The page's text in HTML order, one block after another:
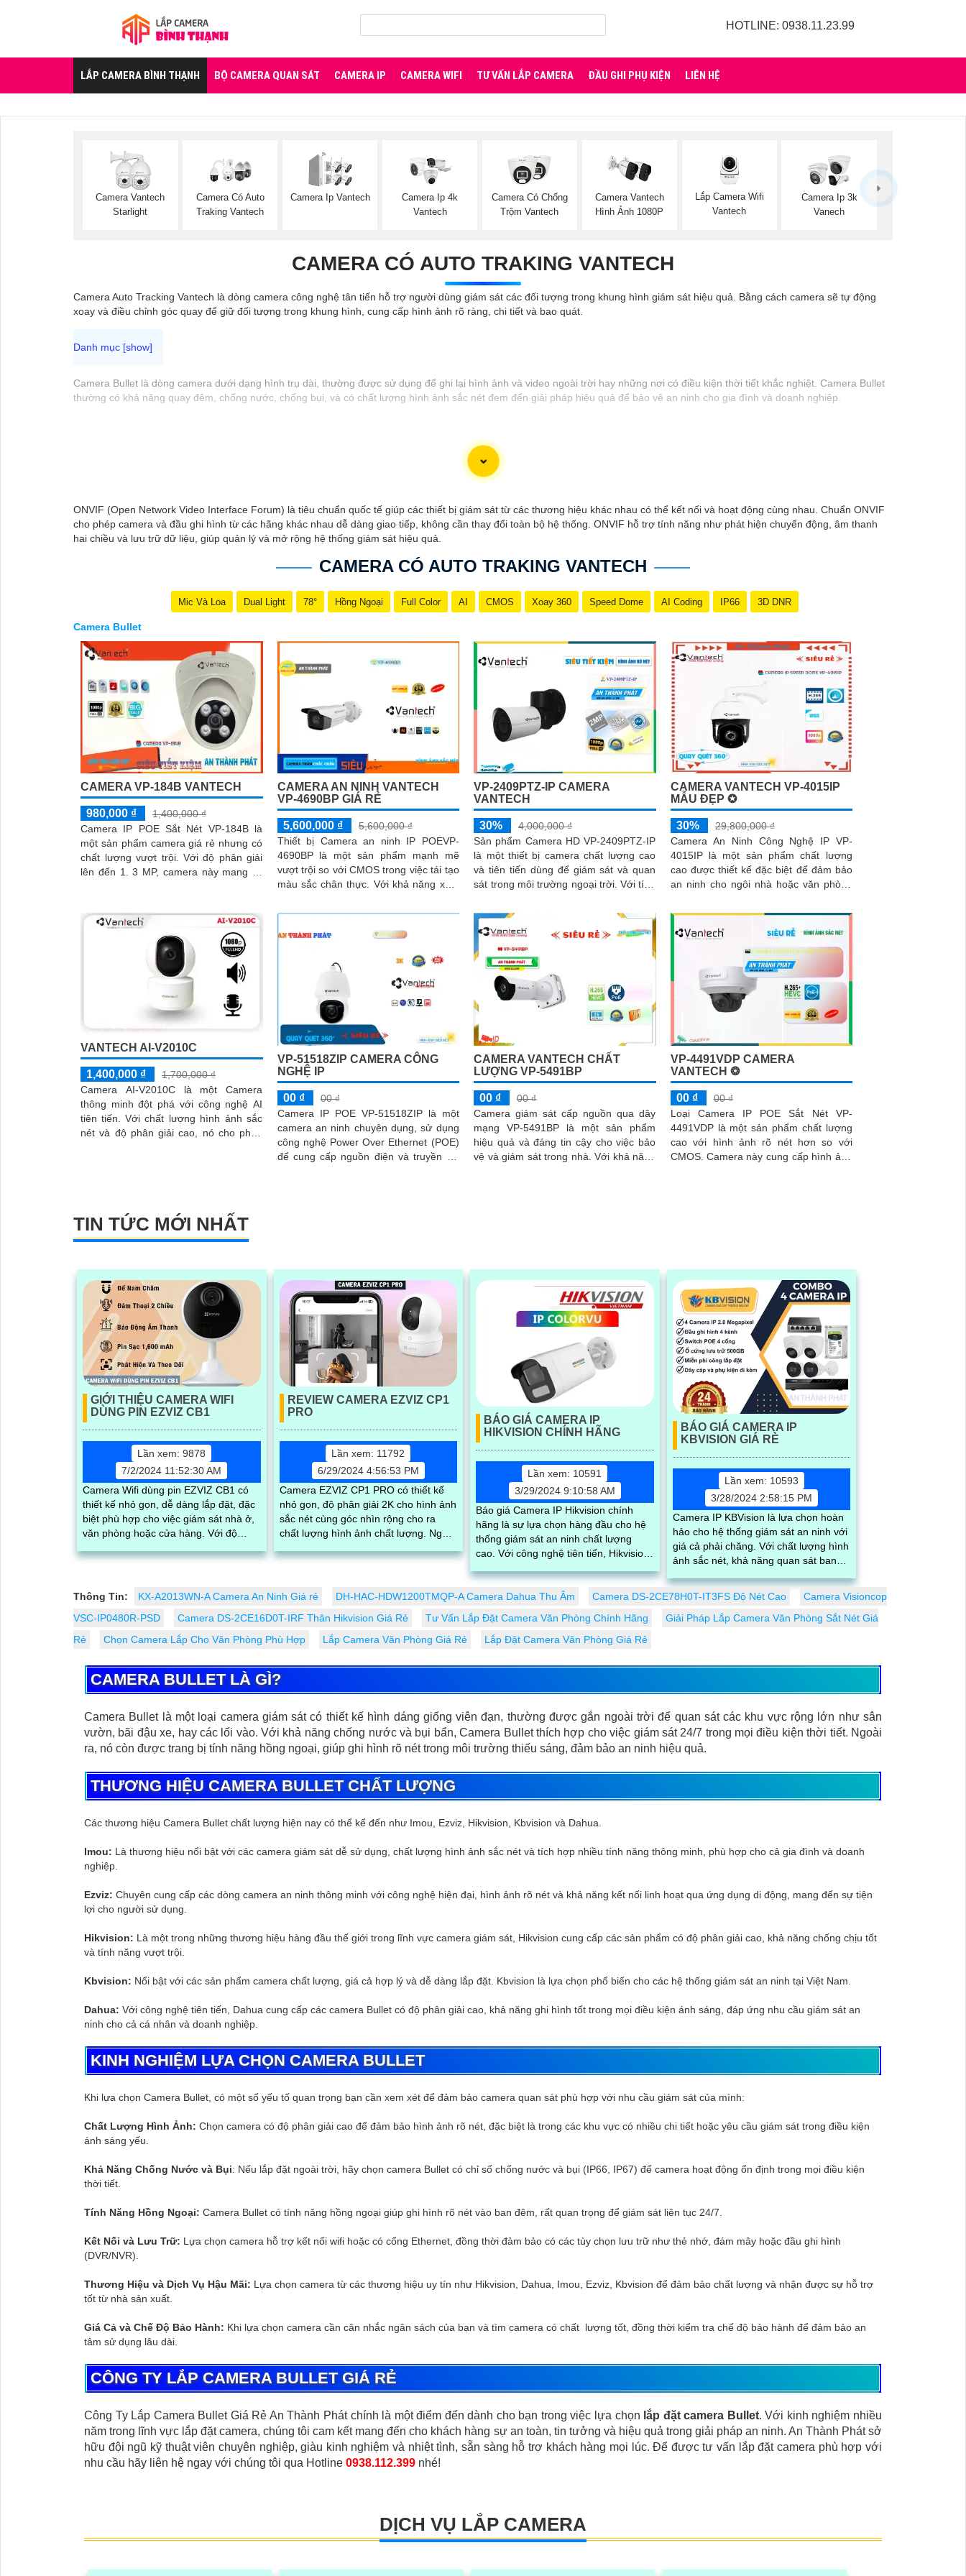
HOTLINE: 0938.11.23.99
LẮP CAMERA BÌNH THẠNH BỘ CAMERA QUAN SÁT CAMERA IP CAMERA WIFI TƯ VẤN LẮP CAMERA ĐẦU GHI PHỤ KIỆN LIÊN HỆ
Camera Vantech
Starlight
Camera Có Auto
Traking Vantech
Camera Ip Vantech
Camera Ip 4k
Vantech
Camera Có Chống
Trộm Vantech
Camera Vantech
Hình Ảnh 1080P
Lắp Camera Wifi
Vantech
Camera Ip 3k
Vanech
CAMERA CÓ AUTO TRAKING VANTECH
Camera Auto Tracking Vantech là dòng camera công nghệ tân tiến hỗ trợ người dùng giám sát các đối tượng trong khung hình giám sát hiệu quả. Bằng cách camera sẽ tự động
xoay và điều chỉnh góc quay để giữ đối tượng trong khung hình, cung cấp hình ảnh rõ ràng, chi tiết và bao quát.
Camera Bullet là dòng camera dưới dạng hình trụ dài, thường được sử dụng để ghi lại hình ảnh và video ngoài trời hay những nơi có điều kiện thời tiết khắc nghiệt. Camera Bullet
thường có khả năng quay đêm, chống nước, chống bụi, và có chất lượng hình ảnh sắc nét đem đến giải pháp hiệu quả để bảo vệ an ninh cho gia đình và doanh nghiệp.
ONVIF (Open Network Video Interface Forum) là tiêu chuẩn quốc tế giúp các thiết bị giám sát từ các thương hiệu khác nhau có thể kết nối và hoạt động cùng nhau. Chuẩn ONVIF
cho phép camera và đầu ghi hình từ các hãng khác nhau dễ dàng giao tiếp, không cần thay đổi toàn bộ hệ thống. ONVIF hỗ trợ tính năng như phát hiện chuyển động, âm thanh
hai chiều và lưu trữ dữ liệu, giúp quản lý và mở rộng hệ thống giám sát hiệu quả.
CAMERA CÓ AUTO TRAKING VANTECH
Mic Và Loa Dual Light 78° Hồng Ngoại Full Color AI CMOS Xoay 360 Speed Dome AI Coding IP66 3D DNR
Camera Bullet
CAMERA VP-184B VANTECH
980,000 ₫
1,400,000 ₫
Camera IP POE Sắt Nét VP-184B là
một sản phẩm camera giá rẻ nhưng có
chất lượng vượt trội. Với độ phân giải
lên đến 1. 3 MP, camera này mang lại
CAMERA AN NINH VANTECH
VP-4690BP GIÁ RẺ
5,600,000 ₫
5,600,000 ₫
Thiết bị Camera an ninh IP POEVP-
4690BP là một sản phẩm mạnh mẽ
vượt trội so với CMOS trong việc tái tạo
màu sắc chân thực. Với khả năng xem
80m...
VP-2409PTZ-IP CAMERA
VANTECH
30%
4,000,000 ₫
Sản phẩm Camera HD VP-2409PTZ-IP
là một thiết bị camera chất lượng cao
và tiên tiến dùng để giám sát và quan
sát trong môi trường ngoại trời. Với tính
CAMERA VANTECH VP-4015IP
MẪU ĐẸP ✪
30%
29,800,000 ₫
Camera An Ninh Công Nghệ IP VP-
4015IP là một sản phẩm chất lượng
cao được thiết kế đặc biệt để đảm bảo
an ninh cho ngôi nhà hoặc văn phòng
nó cung cấp hình ảnh rõ ràng và sắc
nét
VANTECH AI-V2010C
1,400,000 ₫
1,700,000 ₫
Camera AI-V2010C là một Camera
thông minh đột phá với công nghệ AI
tiên tiến. Với chất lượng hình ảnh sắc
nét và độ phân giải cao, nó cho phép
VP-51518ZIP CAMERA CÔNG
NGHỆ IP
00 ₫
00 ₫
Camera IP POE VP-51518ZIP là một
camera an ninh chuyên dụng, sử dụng
công nghệ Power Over Ethernet (POE)
để cung cấp nguồn điện và truyền dữ
CAMERA VANTECH CHẤT
LƯỢNG VP-5491BP
00 ₫
00 ₫
Camera giám sát cấp nguồn qua dây
mạng VP-5491BP là một sản phẩm
hiệu quả và đáng tin cậy cho việc bảo
vệ và giám sát trong nhà. Với khả năng
VP-4491VDP CAMERA
VANTECH ❂
00 ₫
00 ₫
Loại Camera IP POE Sắt Nét VP-
4491VDP là một sản phẩm chất lượng
cao với hình ảnh rõ nét hơn so với
CMOS. Camera này cung cấp hình ảnh
TIN TỨC MỚI NHẤT
GIỚI THIỆU CAMERA WIFI
DÙNG PIN EZVIZ CB1
Lần xem: 9878
7/2/2024 11:52:30 AM
Camera Wifi dùng pin EZVIZ CB1 có
thiết kế nhỏ gọn, dễ dàng lắp đặt, đặc
biệt phù hợp cho việc giám sát nhà ở,
văn phòng hoặc cửa hàng. Với độ
và mic, đèn hồng ngoại thông minh
REVIEW CAMERA EZVIZ CP1
PRO
Lần xem: 11792
6/29/2024 4:56:53 PM
Camera EZVIZ CP1 PRO có thiết kế
nhỏ gọn, độ phân giải 2K cho hình ảnh
sắc nét cùng góc nhìn rộng cho ra
chất lượng hình ảnh chất lượng. Ngoài
quay...
BÁO GIÁ CAMERA IP
HIKVISION CHÍNH HÃNG
Lần xem: 10591
3/29/2024 9:10:58 AM
Báo giá Camera IP Hikvision chính
hãng là sự lựa chọn hàng đầu cho hệ
thống giám sát an ninh chất lượng
cao. Với công nghệ tiên tiến, Hikvision
tin cậy cao và tính năng thông minh
BÁO GIÁ CAMERA IP
KBVISION GIÁ RÈ
Lần xem: 10593
3/28/2024 2:58:15 PM
Camera IP KBVision là lựa chọn hoàn
hảo cho hệ thống giám sát an ninh với
giá cả phải chăng. Với chất lượng hình
ảnh sắc nét, khả năng quan sát ban
Camera IP KBVision đáng để đầu tư
Thông Tin: KX-A2013WN-A Camera An Ninh Giá rẻ DH-HAC-HDW1200TMQP-A Camera Dahua Thu Âm Camera DS-2CE78H0T-IT3FS Độ Nét Cao
Camera Visioncop
VSC-IP0480R-PSD
Camera DS-2CE16D0T-IRF Thân Hikvision Giá Rẻ Tư Vấn Lắp Đặt Camera Văn Phòng Chính Hãng
Giải Pháp Lắp Camera Văn Phòng Sắt Nét Giá
Rẻ
Chọn Camera Lắp Cho Văn Phòng Phù Hợp Lắp Camera Văn Phòng Giá Rẻ Lắp Đặt Camera Văn Phòng Giá Rẻ
CAMERA BULLET LÀ GÌ?
Camera Bullet là một loại camera giám sát có thiết kế hình dáng giống viên đạn, thường được gắn ngoài trời để quan sát các khu vực rộng lớn như sân
vườn, bãi đậu xe, hay các lối vào. Với khả năng chống nước và bụi bẩn, Camera Bullet thích hợp cho việc giám sát 24/7 trong mọi điều kiện thời tiết. Ngoài
ra, nó còn được trang bị tính năng hồng ngoại, giúp ghi hình rõ nét trong môi trường thiếu sáng, đảm bảo an ninh hiệu quả.
THƯƠNG HIỆU CAMERA BULLET CHẤT LƯỢNG
Các thương hiệu Camera Bullet chất lượng hiện nay có thể kể đến như Imou, Ezviz, Hikvision, Kbvision và Dahua.
Imou: Là thương hiệu nổi bật với các camera giám sát dễ sử dụng, chất lượng hình ảnh sắc nét và tích hợp nhiều tính năng thông minh, phù hợp cho cả gia đình và doanh
nghiệp.
Ezviz: Chuyên cung cấp các dòng camera an ninh thông minh với công nghệ hiện đại, hình ảnh rõ nét và khả năng kết nối linh hoạt qua ứng dụng di động, mang đến sự tiện
lợi cho người sử dụng.
Hikvision: Là một trong những thương hiệu hàng đầu thế giới trong lĩnh vực camera giám sát, Hikvision cung cấp các sản phẩm có độ phân giải cao, khả năng chống chịu tốt
và tính năng vượt trội.
Kbvision: Nổi bật với các sản phẩm camera chất lượng, giá cả hợp lý và dễ dàng lắp đặt. Kbvision là lựa chọn phổ biến cho các hệ thống giám sát an ninh tại Việt Nam.
Dahua: Với công nghệ tiên tiến, Dahua cung cấp các camera Bullet có độ phân giải cao, khả năng ghi hình tốt trong mọi điều kiện ánh sáng, đáp ứng nhu cầu giám sát an
ninh cho cả cá nhân và doanh nghiệp.
KINH NGHIỆM LỰA CHỌN CAMERA BULLET
Khi lựa chọn Camera Bullet, có một số yếu tố quan trọng bạn cần xem xét để đảm bảo camera quan sát phù hợp với nhu cầu giám sát của mình:
Chất Lượng Hình Ảnh: Chọn camera có độ phân giải cao để đảm bảo hình ảnh rõ nét, đặc biệt là trong các khu vực có nhiều chi tiết hoặc yêu cầu giám sát trong điều kiện
ánh sáng yếu.
Khả Năng Chống Nước và Bụi: Nếu lắp đặt ngoài trời, hãy chọn camera Bullet có chỉ số chống nước và bụi (IP66, IP67) để camera hoạt động ổn định trong mọi điều kiện
thời tiết.
Tính Năng Hồng Ngoại: Camera Bullet có tính năng hồng ngoại giúp ghi hình rõ nét vào ban đêm, rất quan trọng để giám sát liên tục 24/7.
Kết Nối và Lưu Trữ: Lựa chọn camera hỗ trợ kết nối wifi hoặc có cổng Ethernet, đồng thời đảm bảo có các tùy chọn lưu trữ như thẻ nhớ, đám mây hoặc đầu ghi hình
(DVR/NVR).
Thương Hiệu và Dịch Vụ Hậu Mãi: Lựa chọn camera từ các thương hiệu uy tín như Hikvision, Dahua, Imou, Ezviz, Kbvision để đảm bảo chất lượng và nhận được sự hỗ trợ
tốt từ nhà sản xuất.
Giá Cả và Chế Độ Bảo Hành: Khi lựa chọn camera cần cân nhắc ngân sách của bạn và tìm camera có chất lượng tốt, đồng thời kiểm tra chế độ bảo hành để đảm bảo an
tâm sử dụng lâu dài.
CÔNG TY LẮP CAMERA BULLET GIÁ RẺ
Công Ty Lắp Camera Bullet Giá Rẻ An Thành Phát chính là một điểm đến dành cho bạn trong việc lựa chọn lắp đặt camera Bullet. Với kinh nghiệm nhiều
năm trong lĩnh vực lắp đặt camera, chúng tôi cam kết mang đến cho khách hàng sự an toàn, tin tưởng và hiệu quả trong giải pháp an ninh. An Thành Phát sở
hữu đội ngũ kỹ thuật viên chuyên nghiệp, giàu kinh nghiệm và nhiệt tình, sẵn sàng hỗ trợ khách hàng mọi lúc. Để được tư vấn lắp đặt camera phù hợp với
nhu cầu hãy liên hệ ngay với chúng tôi qua Hotline 0938.112.399 nhé!
DỊCH VỤ LẮP CAMERA